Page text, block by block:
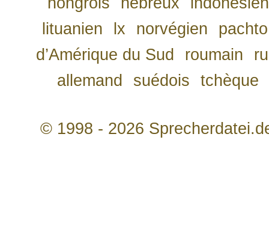
lituanien
lx norvégien
pachto
d’Amérique du Sud
roumain
allemand
suédois tchèque
© 1998 - 2026